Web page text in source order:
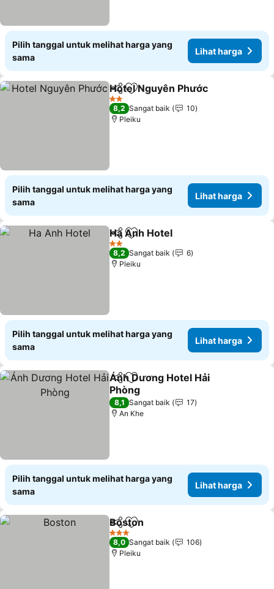
Pilih tanggal untuk melihat harga yang
sama
Lihat harga
BagikanTambahkan ke favorit
Hotel Nguyên Phước
2 Bintang
8,2 Sangat baik
10
Pleiku
Pilih tanggal untuk melihat harga yang
sama
Lihat harga
BagikanTambahkan ke favorit
Ha Anh Hotel
2 Bintang
8,2 Sangat baik
6
Pleiku
Pilih tanggal untuk melihat harga yang
sama
Lihat harga
BagikanTambahkan ke favorit
Ánh Dương Hotel Hải
Phòng
Lihat harga
8,1 Sangat baik
17
An Khe
Pilih tanggal untuk melihat harga yang
sama
Lihat harga
BagikanTambahkan ke favorit
Boston
3 Bintang
8,0 Sangat baik
106
Pleiku